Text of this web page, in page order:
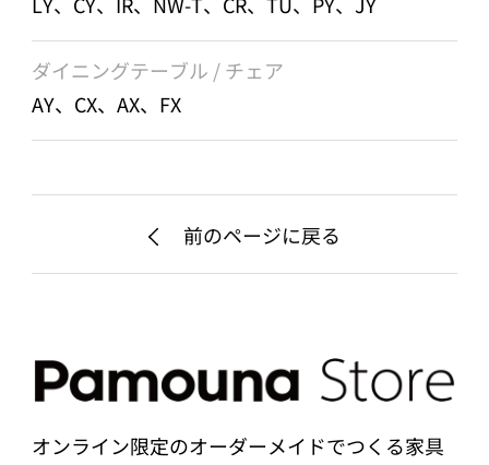
ダイニングテーブル / チェア
AY、CX、AX、FX
前のページに戻る
オンライン限定のオーダーメイドでつくる家具